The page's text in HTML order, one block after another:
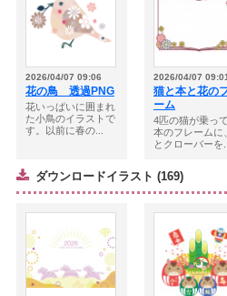
2026/04/07 09:06
花の鳥 透過PNG
花いっぱいに囲まれ
た小鳥のイラストで
す。以前に春の...
2026/04/07
猫と本と花の
ーム
4匹の猫が乗っ
本のフレームに
とクローバーを
ダウンロードイラスト (169)